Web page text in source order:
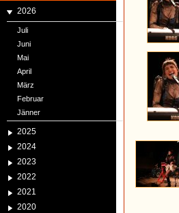
2026
Juli
Juni
Mai
April
März
Februar
Jänner
2025
2024
2023
2022
2021
2020